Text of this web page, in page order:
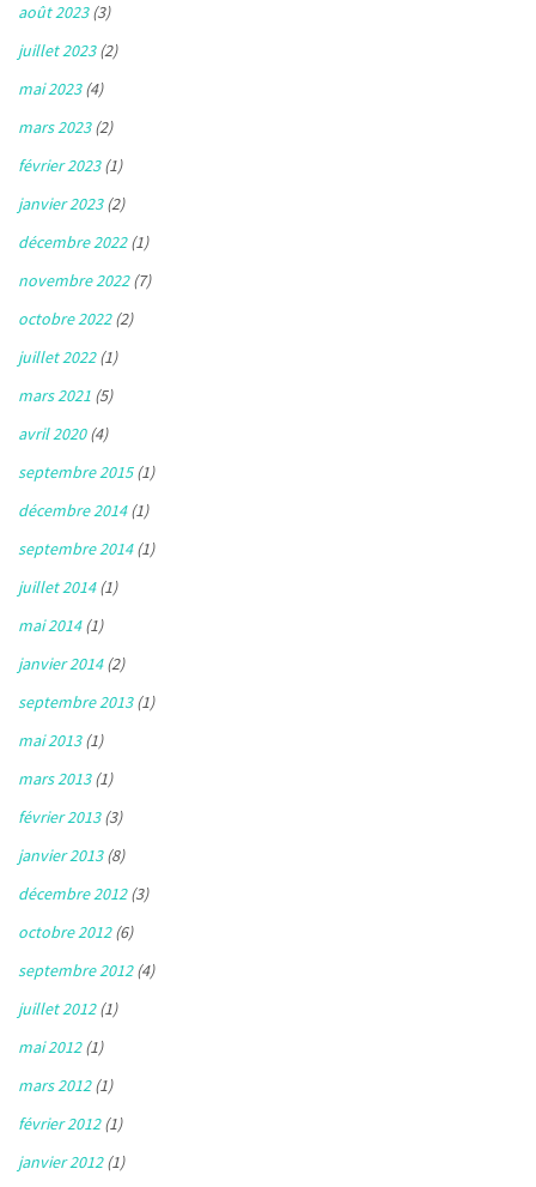
août 2023(3)
juillet 2023(2)
mai 2023(4)
mars 2023(2)
février 2023(1)
janvier 2023(2)
décembre 2022(1)
novembre 2022(7)
octobre 2022(2)
juillet 2022(1)
mars 2021 (5)
avril 2020(4)
septembre 2015(1)
décembre 2014(1)
septembre 2014(1)
juillet 2014(1)
mai 2014(1)
janvier 2014(2)
septembre 2013(1)
mai 2013(1)
mars 2013(1)
février 2013(3)
janvier 2013(8)
décembre 2012(3)
octobre 2012(6)
septembre 2012(4)
juillet 2012(1)
mai 2012(1)
mars 2012(1)
février 2012(1)
janvier 2012(1)